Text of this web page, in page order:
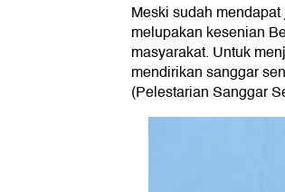
Meski sudah
melupakan kesenian
masyarakat. Untuk
mendirikan sanggar
(Pelestarian Sanggar